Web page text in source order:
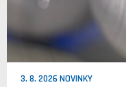
3. 8. 2026 NOVINKY